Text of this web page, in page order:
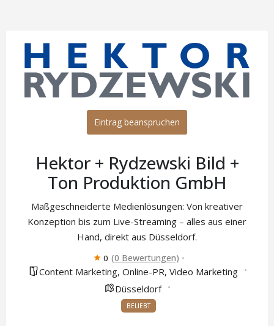
Eintrag beanspruchen
Hektor + Rydzewski Bild +
Ton Produktion GmbH
Maßgeschneiderte Medienlösungen: Von kreativer
Konzeption bis zum Live-Streaming – alles aus einer
Hand, direkt aus Düsseldorf.
0 (0 Bewertungen)
Content Marketing, Online-PR, Video Marketing
Düsseldorf
BELIEBT